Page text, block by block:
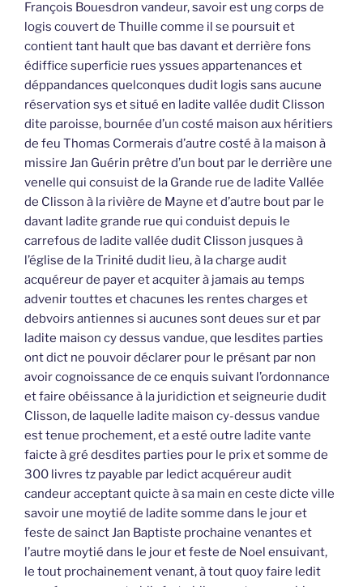
François Bouesdron vandeur, savoir est ung corps de
logis couvert de Thuille comme il se poursuit et
contient tant hault que bas davant et derrière fons
édiffice superficie rues yssues appartenances et
déppandances quelconques dudit logis sans aucune
réservation sys et situé en ladite vallée dudit Clisson
dite paroisse, bournée d’un costé maison aux héritiers
de feu Thomas Cormerais d’autre costé à la maison à
missire Jan Guérin prêtre d’un bout par le derrière une
venelle qui consuist de la Grande rue de ladite Vallée
de Clisson à la rivière de Mayne et d’autre bout par le
davant ladite grande rue qui conduist depuis le
carrefous de ladite vallée dudit Clisson jusques à
l’église de la Trinité dudit lieu, à la charge audit
acquéreur de payer et acquiter à jamais au temps
advenir touttes et chacunes les rentes charges et
debvoirs antiennes si aucunes sont deues sur et par
ladite maison cy dessus vandue, que lesdites parties
ont dict ne pouvoir déclarer pour le présant par non
avoir cognoissance de ce enquis suivant l’ordonnance
et faire obéissance à la juridiction et seigneurie dudit
Clisson, de laquelle ladite maison cy-dessus vandue
est tenue prochement, et a esté outre ladite vante
faicte à gré desdites parties pour le prix et somme de
300 livres tz payable par ledict acquéreur audit
candeur acceptant quicte à sa main en ceste dicte ville
savoir une moytié de ladite somme dans le jour et
feste de sainct Jan Baptiste prochaine venantes et
l’autre moytié dans le jour et feste de Noel ensuivant,
le tout prochainement venant, à tout quoy faire ledit